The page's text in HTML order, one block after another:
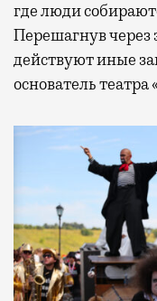
где люди
Перешагнув через
действуют иные
основатель